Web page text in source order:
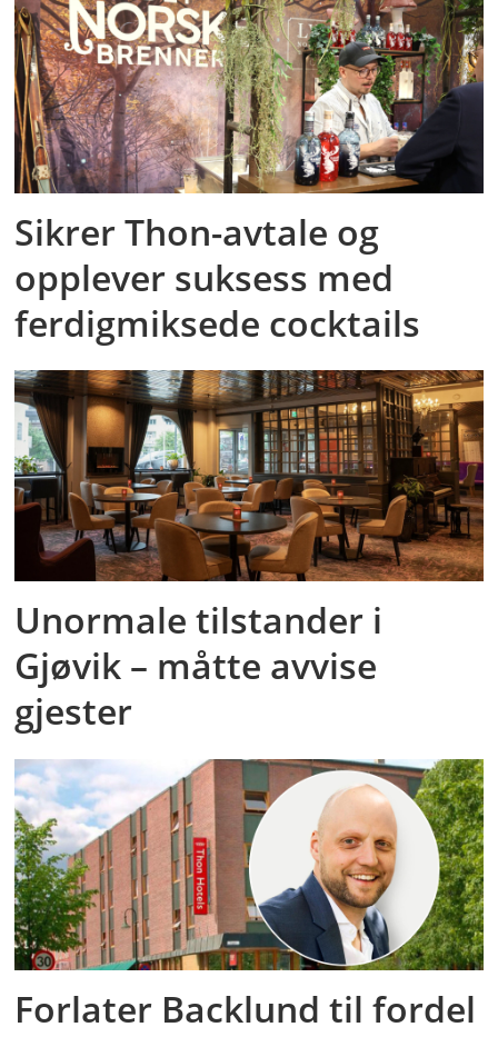
Sikrer Thon-avtale og
opplever suksess med
ferdigmiksede cocktails
Unormale tilstander i
Gjøvik – måtte avvise
gjester
Forlater Backlund til fordel